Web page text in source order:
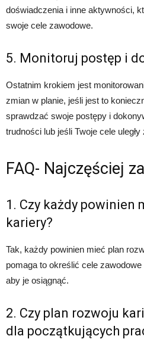
doświadczenia i inne aktywności,
swoje cele zawodowe.
5. Monitoruj postęp i
Ostatnim krokiem jest
zmian w planie, jeśli jest to
sprawdzać swoje postępy i
trudności lub jeśli Twoje cele uległy
FAQ- Najczęściej
1. Czy każdy powinien
kariery?
Tak, każdy powinien mieć plan
pomaga to określić cele
aby je osiągnąć.
2. Czy plan rozwoju
dla początkujących